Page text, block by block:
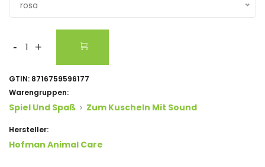
rosa
- +
GTIN: 8716759596177
Warengruppen:
Spiel Und Spaß Zum Kuscheln Mit Sound
Hersteller:
Hofman Animal Care